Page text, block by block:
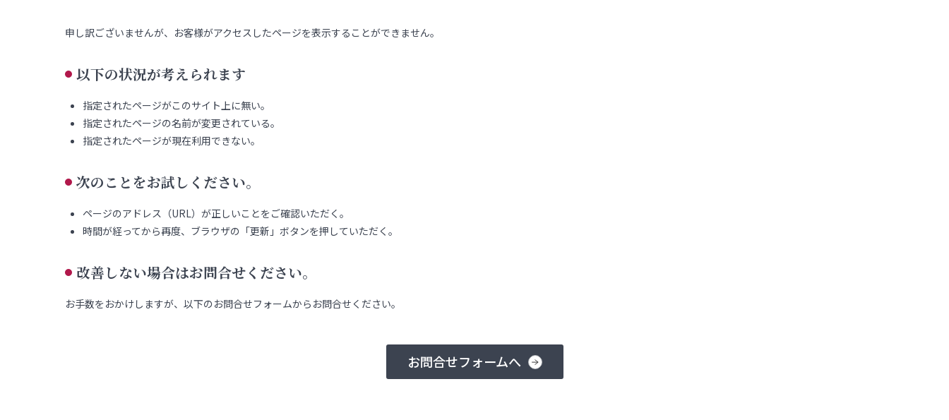
申し訳ございませんが、お客様がアクセスしたページを表示することができません。
以下の状況が考えられます
指定されたページがこのサイト上に無い。
指定されたページの名前が変更されている。
指定されたページが現在利用できない。
次のことをお試しください。
ページのアドレス（URL）が正しいことをご確認いただく。
時間が経ってから再度、ブラウザの「更新」ボタンを押していただく。
改善しない場合はお問合せください。
お手数をおかけしますが、以下のお問合せフォームからお問合せください。
お問合せフォームへ